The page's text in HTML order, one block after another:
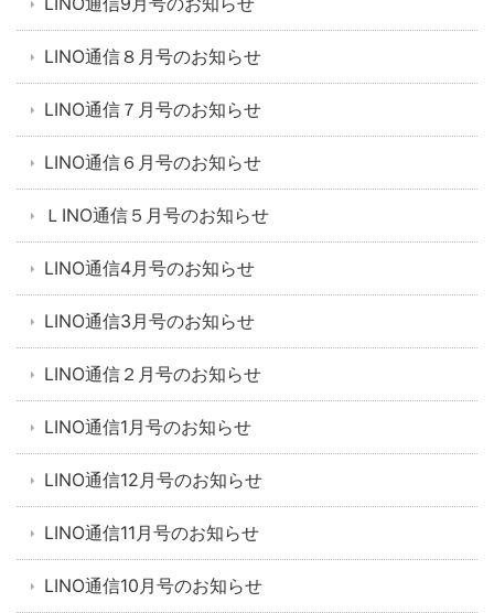
LINO通信８月号のお知らせ
LINO通信７月号のお知らせ
LINO通信６月号のお知らせ
ＬINO通信５月号のお知らせ
LINO通信4月号のお知らせ
LINO通信3月号のお知らせ
LINO通信２月号のお知らせ
LINO通信1月号のお知らせ
LINO通信12月号のお知らせ
LINO通信11月号のお知らせ
LINO通信10月号のお知らせ